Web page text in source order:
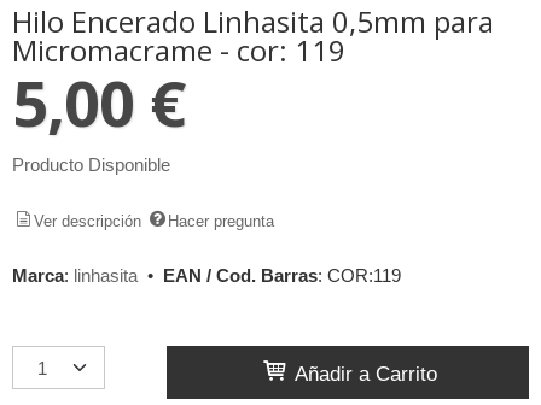
Hilo Encerado Linhasita 0,5mm para
Micromacrame - cor: 119
5,00 €
Producto Disponible
Ver descripción Hacer pregunta
Marca: linhasita • EAN / Cod. Barras: COR:119
Añadir a Carrito